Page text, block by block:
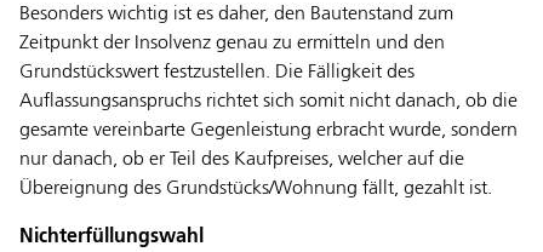
Besonders wichtig ist es daher, den Bautenstand zum
Zeitpunkt der Insolvenz genau zu ermitteln und den
Grundstückswert festzustellen. Die Fälligkeit des
Auflassungsanspruchs richtet sich somit nicht danach, ob die
gesamte vereinbarte Gegenleistung erbracht wurde, sondern
nur danach, ob er Teil des Kaufpreises, welcher auf die
Übereignung des Grundstücks/Wohnung fällt, gezahlt ist.
Nichterfüllungswahl